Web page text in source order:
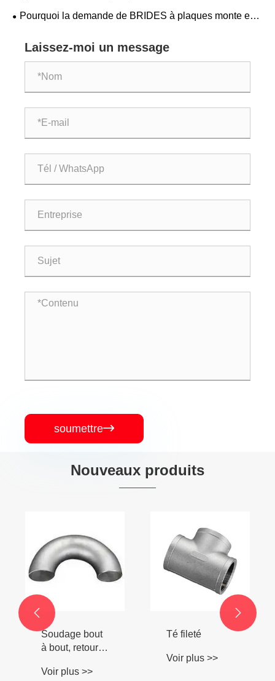
Pourquoi la demande de BRIDES à plaques monte en
Laissez-moi un message
soumettre
Nouveaux produits
Té fileté
Croix de
soudage à
douille
Voir plus >>
 